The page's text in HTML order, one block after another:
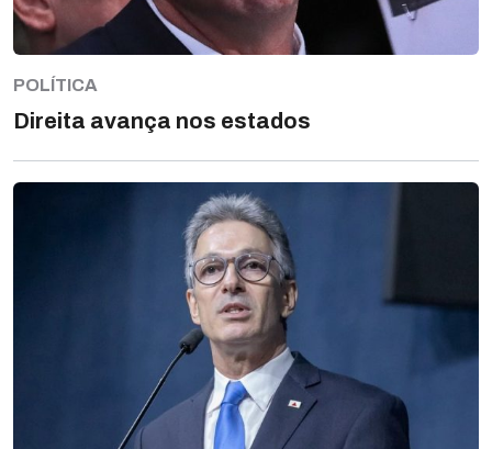
POLÍTICA
Direita avança nos estados